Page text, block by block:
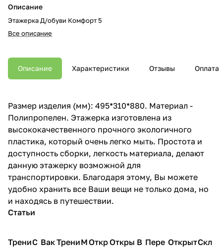
Описание
Этажерка Д/обуви Комфорт 5
Все описание
Описание Характеристики Отзывы Оплата
Размер изделия (мм): 495*310*880. Материал -
Полипропелен. Этажерка изготовлена из
высококачественного прочного экологичного
пластика, который очень легко мыть. Простота и
доступность сборки, легкость материала, делают
данную этажерку возможной для
транспортировки. Благодаря этому, Вы можете
удобно хранить все Ваши вещи не только дома, но
и находясь в путешествии.
Статьи
ТрениС ВакТрениМОткрОткры В Пере ОткрытСкл